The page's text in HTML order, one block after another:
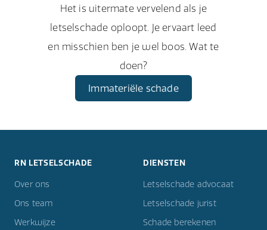
Het is uitermate vervelend als je
letselschade oploopt. Je ervaart leed
en misschien ben je wel boos. Wat te
doen?
Immateriële schade
RN LETSELSCHADE
Over ons
Ons team
Werkwijze
DIENSTEN
Letselschade advocaat
Letselschade jurist
Schade berekenen